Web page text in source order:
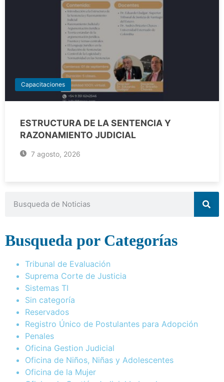
Capacitaciones
ESTRUCTURA DE LA SENTENCIA Y
RAZONAMIENTO JUDICIAL
7 agosto, 2026
Busqueda por Categorías
Tribunal de Evaluación
Suprema Corte de Justicia
Sistemas TI
Sin categoría
Reservados
Registro Único de Postulantes para Adopción
Penales
Oficina Gestion Judicial
Oficina de Niños, Niñas y Adolescentes
Oficina de la Mujer